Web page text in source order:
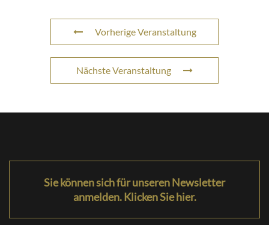
Vorherige Veranstaltung
Nächste Veranstaltung
Sie können sich für unseren Newsletter
anmelden. Klicken Sie hier.